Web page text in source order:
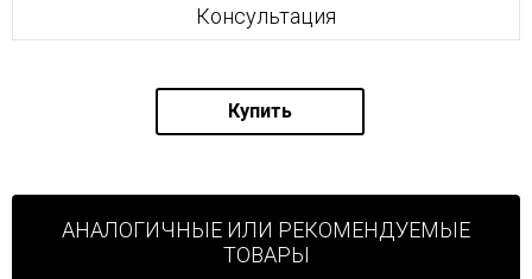
Консультация
Купить
АНАЛОГИЧНЫЕ ИЛИ РЕКОМЕНДУЕМЫЕ
ТОВАРЫ